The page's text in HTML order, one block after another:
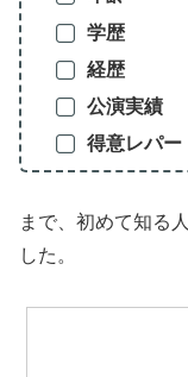
学歴
経歴
公演実績
得意レパー
まで、初めて知る
した。